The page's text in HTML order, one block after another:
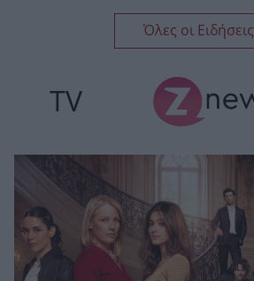
Όλες οι Ειδήσεις
TV